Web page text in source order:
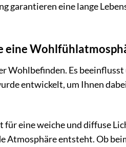
garantieren eine lange
eine
Wohlbefinden. Es
entwickelt, um Ihnen
für eine weiche und diffuse
Atmosphäre entsteht. Ob